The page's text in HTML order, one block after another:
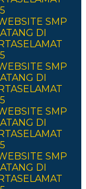
SMP
DI
SELAMAT
SMP
DI
SELAMAT
SMP
DI
SELAMAT
SMP
DI
SELAMAT